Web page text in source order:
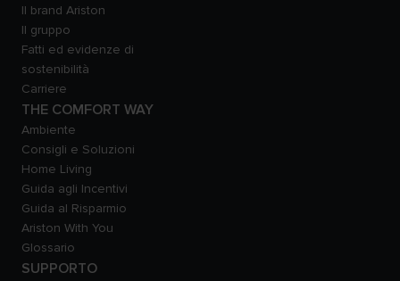
Il brand Ariston
Il gruppo
Fatti ed evidenze di
sostenibilità
Carriere
THE COMFORT WAY
Ambiente
Consigli e Soluzioni
Home Living
Guida agli Incentivi
Guida al Risparmio
Ariston With You
Glossario
SUPPORTO